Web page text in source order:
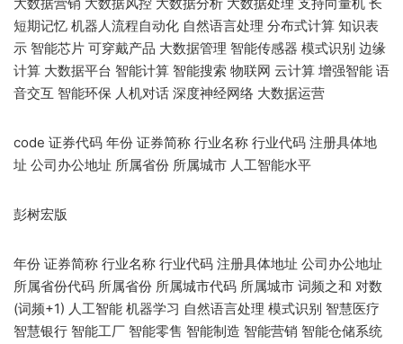
短期记忆 机器人流程自动化 自然语言处理 分布式计算 知识表
示 智能芯片 可穿戴产品 大数据管理 智能传感器 模式识别 边缘
计算 大数据平台 智能计算 智能搜索 物联网 云计算 增强智能 语
音交互 智能环保 人机对话 深度神经网络 大数据运营
code 证券代码 年份 证券简称 行业名称 行业代码 注册具体地
址 公司办公地址 所属省份 所属城市 人工智能水平
彭树宏版
年份 证券简称 行业名称 行业代码 注册具体地址 公司办公地址
所属省份代码 所属省份 所属城市代码 所属城市 词频之和 对数
(词频+1) 人工智能 机器学习 自然语言处理 模式识别 智慧医疗
智慧银行 智能工厂 智能零售 智能制造 智能营销 智能仓储系统